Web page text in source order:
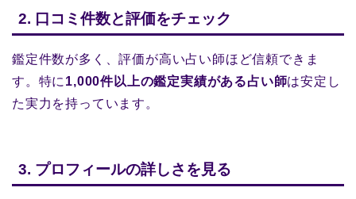
2. 口コミ件数と評価をチェック
鑑定件数が多く、評価が高い占い師ほど信頼できま
す。特に1,000件以上の鑑定実績がある占い師は安定し
た実力を持っています。
3. プロフィールの詳しさを見る